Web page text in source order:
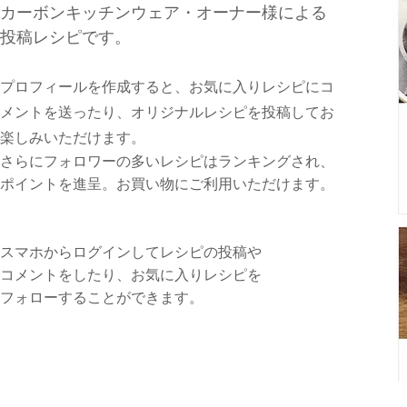
カーボンキッチンウェア・オーナー様による
投稿レシピです。
プロフィールを作成すると、お気に入りレシピに コ
メントを送ったり、 オリジナルレシピを投稿してお
楽しみいただけます。
さらにフォロワーの多いレシピはランキングされ、
ポイントを進呈。お買い物にご利用いただけます。
スマホからログインしてレシピの投稿や
コメントをしたり、お気に入りレシピを
フォローすることができます。